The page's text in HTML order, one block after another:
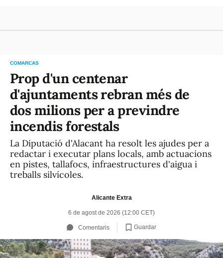
COMARCAS
Prop d'un centenar
d'ajuntaments rebran més de
dos milions per a previndre
incendis forestals
La Diputació d'Alacant ha resolt les ajudes per a
redactar i executar plans locals, amb actuacions
en pistes, tallafocs, infraestructures d'aigua i
treballs silvícoles.
Alicante Extra
6 de agost de 2026 (12:00 CET)
Comentaris Guardar